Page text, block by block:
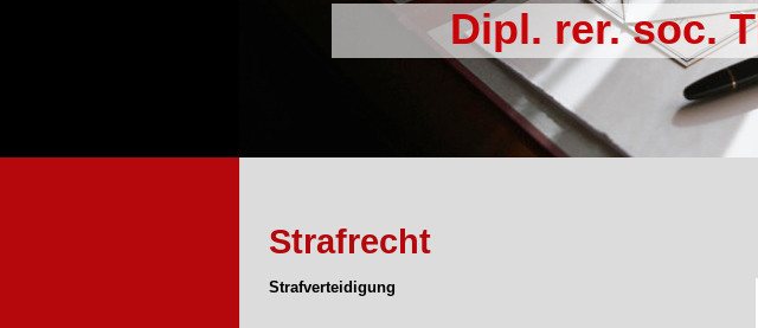
Dipl. rer. soc.
Strafrecht
Strafverteidigung